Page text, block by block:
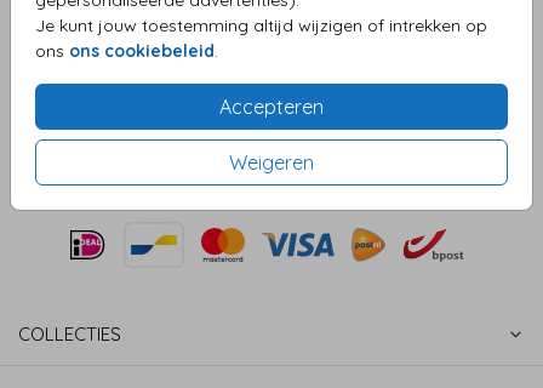
Je kunt jouw toestemming altijd wijzigen of intrekken op
ons ons cookiebeleid
Accepteren
Weigeren
OMSCHRIJVING
Sluitzegels met kraftlook achtergrond en wit hartje. Deze
sluitzegel past goed bij onze kraftkleurige envelop.
per 25 zegels
COLLECTIES